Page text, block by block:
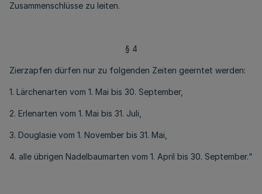
Zusammenschlüsse zu leiten.
§ 4
Zierzapfen dürfen nur zu folgenden Zeiten geerntet werden:
1. Lärchenarten vom 1. Mai bis 30. September,
2. Erlenarten vom 1. Mai bis 31. Juli,
3. Douglasie vom 1. November bis 31. Mai,
4. alle übrigen Nadelbaumarten vom 1. April bis 30. September.“